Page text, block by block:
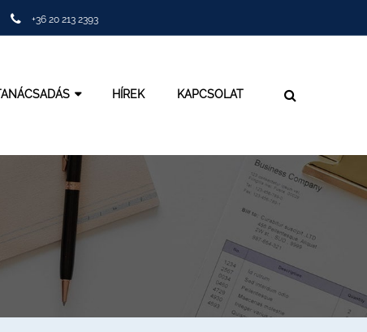
+36 20 213 2393
HÍREK KAPCSOLAT